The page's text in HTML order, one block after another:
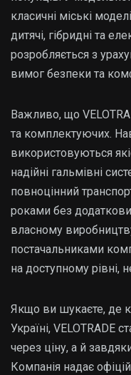
класичні міські
дитячі, гібридні та
розробляється з
вимог безпеки та
Важливо, що
та комплектуючих.
використовуються
надійні гальмівні
повноцінний
роками без
власному
постачальниками
на доступному рівні,
Якщо ви шукаєте, де
Україні,
через ціну, а й
Компанія надає